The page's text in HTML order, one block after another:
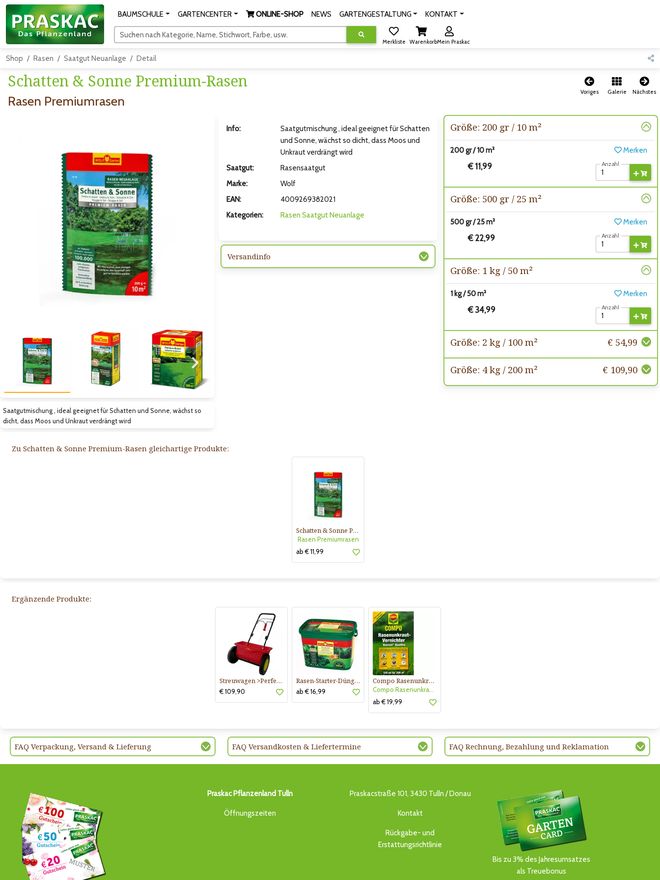
BAUMSCHULE GARTENCENTER ONLINE-SHOP NEWS GARTENGESTALTUNG KONTAKT
Suchen nach Kategorie, Name, Stichwort, Farbe, usw.
Merkliste WarenkorbMein Praskac
Shop Rasen Saatgut Neuanlage Detail
Schatten & Sonne Premium-Rasen
Rasen Premiumrasen
Voriges Galerie Nächstes
Zum vorigen Bild
Zum vorigen Bild Zum nächsten Bild
Saatgutmischung , ideal geeignet für Schatten und Sonne, wächst so
dicht, dass Moos und Unkraut verdrängt wird
Größe: 200 gr / 10 m²
200 gr / 10 m² Merken
€ 11,99 Anzahl
Größe: 500 gr / 25 m²
500 gr / 25 m² Merken
€ 22,99 Anzahl
Größe: 1 kg / 50 m²
1 kg / 50 m² Merken
€ 34,99 Anzahl
Größe: 2 kg / 100 m² € 54,99
Größe: 4 kg / 200 m² € 109,90
Info:
Saatgutmischung , ideal geeignet für Schatten
und Sonne, wächst so dicht, dass Moos und
Unkraut verdrängt wird
Saatgut:
Rasensaatgut
Marke:
Wolf
EAN:
4009269382021
Kategorien:
Rasen Saatgut Neuanlage
Versandinfo
Zu Schatten & Sonne Premium-Rasen gleichartige Produkte:
Schatten & Sonne Premium-Rasen
Rasen Premiumrasen
ab € 11,99
Ergänzende Produkte:
Streuwagen >Perfect<
€ 109,90
Rasen-Starter-Dünger
ab € 16,99
Compo Rasenunkraut-Vernichter Banvel Quattro
Compo Rasenunkraut-Vern. Banvel
ab € 19,99
FAQ Verpackung, Versand & Lieferung FAQ Versandkosten & Liefertermine FAQ Rechnung, Bezahlung und Reklamation
Praskac Pflanzenland Tulln
Öffnungszeiten
Praskacstraße 101, 3430 Tulln / Donau
Kontakt
Rückgabe- und
Erstattungsrichtlinie
Bis zu 3% des Jahresumsatzes
als Treuebonus